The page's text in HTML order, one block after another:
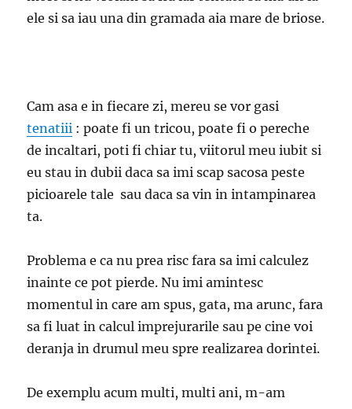
ele si sa iau una din gramada aia mare de briose.
Cam asa e in fiecare zi, mereu se vor gasi
tenatiii : poate fi un tricou, poate fi o pereche
de incaltari, poti fi chiar tu, viitorul meu iubit si
eu stau in dubii daca sa imi scap sacosa peste
picioarele tale sau daca sa vin in intampinarea
ta.
Problema e ca nu prea risc fara sa imi calculez
inainte ce pot pierde. Nu imi amintesc
momentul in care am spus, gata, ma arunc, fara
sa fi luat in calcul imprejurarile sau pe cine voi
deranja in drumul meu spre realizarea dorintei.
De exemplu acum multi, multi ani, m-am